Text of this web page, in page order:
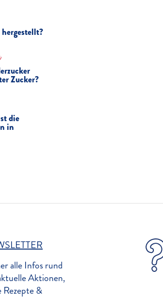
Zucker?
die
in
alle Infos rund
Aktionen,
Rezepte &